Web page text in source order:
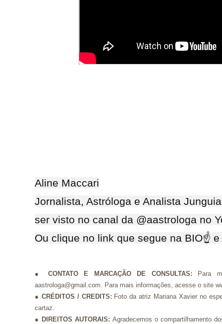
Aline Maccari
Jornalista, Astróloga e Analista
ser visto no canal da @aastrologa no
Ou clique no link que segue na BIO☝
● CONTATO E MARCAÇÃO DE CONSULTAS: Para
aastrologa@gmail.com. Para mais informações, acesse o site
● CRÉDITOS / CREDITS: Foto da atriz Mariana Xavier no
cartaz.
● DIREITOS AUTORAIS: Agradecemos o compartilhamento